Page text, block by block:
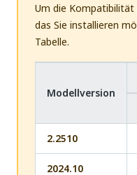
Um die
das Sie installieren
Tabelle.
Modellversion
2.2510
2024.10